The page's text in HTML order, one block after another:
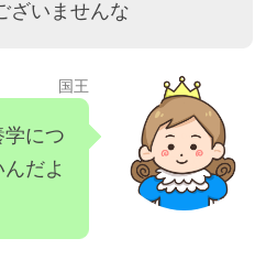
ざいませんな
国王
につ
だよ